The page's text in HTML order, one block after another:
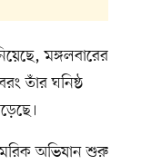
মঙ্গলবারের
তাঁর ঘনিষ্ঠ
অভিযান শুরু